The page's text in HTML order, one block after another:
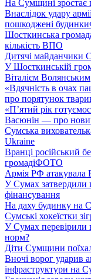
На Сумщині зростає
Внаслідок удару
пошкоджені будинки
Шосткинська
кількість ВПО
Дитячі майданчики
У Шосткинській
Віталієм Волянським
«Вдячність в очах
про порятунок
«П’ятий рік
Васюнін — про
Сумська
Ukraine
Вранці російський
громадіФОТО
Армія РФ атакувала
У Сумах затвердили
фінансування
На даху будинку на
Сумські хокеїстки
У Сумах перевірили
норм?
Діти Сумщини
Вночі ворог ударив
інфраструктури на